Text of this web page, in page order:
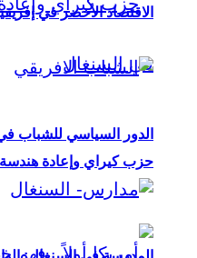
حزب كيراي وإعادة
الاقتصاد الأخضر في
الدور السياسي للشباب في